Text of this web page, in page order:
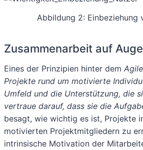
Abbildung 2: Einbeziehung
Zusammenarbeit auf
Eines der Prinzipien hinter dem
Projekte rund um motivierte
Umfeld und die Unterstützung, die
vertraue darauf, dass sie die
besagt, wie wichtig es ist, Projekte
motivierten Projektmitgliedern zu
intrinsische Motivation der